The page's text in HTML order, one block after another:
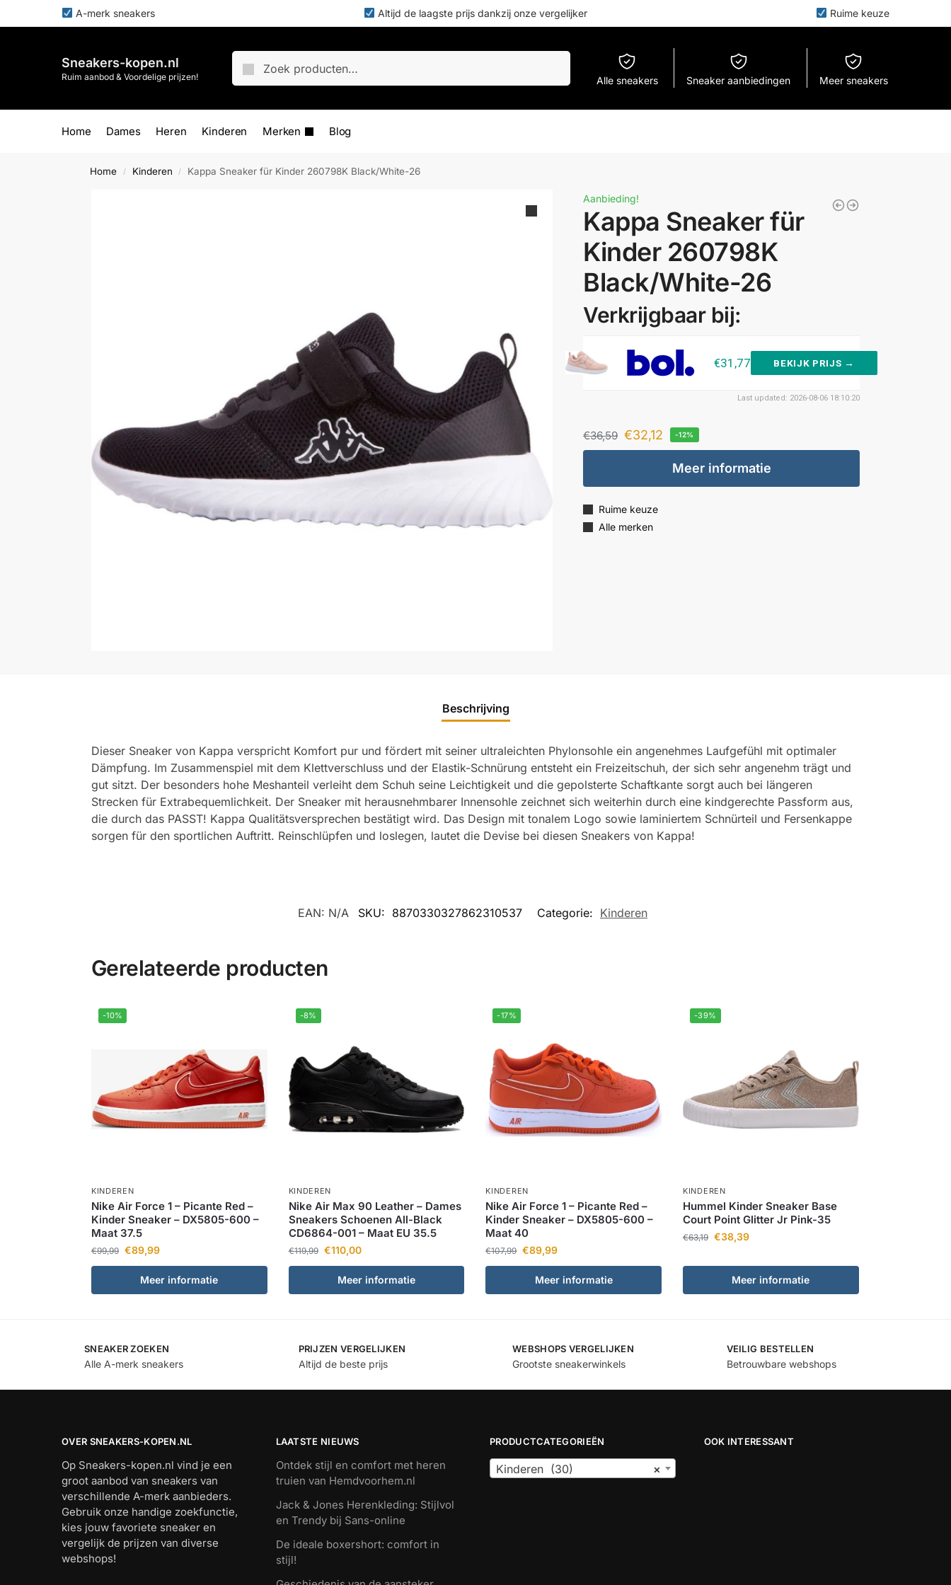
A-merk sneakers Altijd de laagste prijs dankzij onze vergelijker Ruime keuze
Sneakers-kopen.nl
Ruim aanbod & Voordelige prijzen! Alle sneakers Sneaker aanbiedingen Meer sneakers
Home Dames Heren Kinderen Merken Blog
Home / Kinderen / Kappa Sneaker für Kinder 260798K Black/White-26
Aanbieding!
Kappa Sneaker für
Kinder 260798K
Black/White-26
Verkrijgbaar bij:
€31,77 BEKIJK PRIJS →
Last updated: 2026-08-06 18:10:20
€36,59 €32,12 -12%
Meer informatie
Ruime keuze
Alle merken
Beschrijving
Dieser Sneaker von Kappa verspricht Komfort pur und fördert mit seiner ultraleichten Phylonsohle ein angenehmes Laufgefühl mit optimaler
Dämpfung. Im Zusammenspiel mit dem Klettverschluss und der Elastik-Schnürung entsteht ein Freizeitschuh, der sich sehr angenehm trägt und
gut sitzt. Der besonders hohe Meshanteil verleiht dem Schuh seine Leichtigkeit und die gepolsterte Schaftkante sorgt auch bei längeren
Strecken für Extrabequemlichkeit. Der Sneaker mit herausnehmbarer Innensohle zeichnet sich weiterhin durch eine kindgerechte Passform aus,
die durch das PASST! Kappa Qualitätsversprechen bestätigt wird. Das Design mit tonalem Logo sowie laminiertem Schnürteil und Fersenkappe
sorgen für den sportlichen Auftritt. Reinschlüpfen und loslegen, lautet die Devise bei diesen Sneakers von Kappa!
EAN: N/A SKU: 8870330327862310537 Categorie: Kinderen
Gerelateerde producten
-10%
KINDEREN
Nike Air Force 1 – Picante Red –
Kinder Sneaker – DX5805-600 –
Maat 37.5
€99,99 €89,99
Meer informatie
-8%
KINDEREN
Nike Air Max 90 Leather – Dames
Sneakers Schoenen All-Black
CD6864-001 – Maat EU 35.5
€119,99 €110,00
Meer informatie
-17%
KINDEREN
Nike Air Force 1 – Picante Red –
Kinder Sneaker – DX5805-600 –
Maat 40
€107,99 €89,99
Meer informatie
-39%
KINDEREN
Hummel Kinder Sneaker Base
Court Point Glitter Jr Pink-35
€63,19 €38,39
Meer informatie
SNEAKER ZOEKEN
Alle A-merk sneakers
PRIJZEN VERGELIJKEN
Altijd de beste prijs
WEBSHOPS VERGELIJKEN
Grootste sneakerwinkels
VEILIG BESTELLEN
Betrouwbare webshops
OVER SNEAKERS-KOPEN.NL
Op Sneakers-kopen.nl vind je een
groot aanbod van sneakers van
verschillende A-merk aanbieders.
Gebruik onze handige zoekfunctie,
kies jouw favoriete sneaker en
vergelijk de prijzen van diverse
webshops!
LAATSTE NIEUWS
Ontdek stijl en comfort met heren
truien van Hemdvoorhem.nl
Jack & Jones Herenkleding: Stijlvol
en Trendy bij Sans-online
De ideale boxershort: comfort in
stijl!
PRODUCTCATEGORIEËN
×
Kinderen (30)
OOK INTERESSANT